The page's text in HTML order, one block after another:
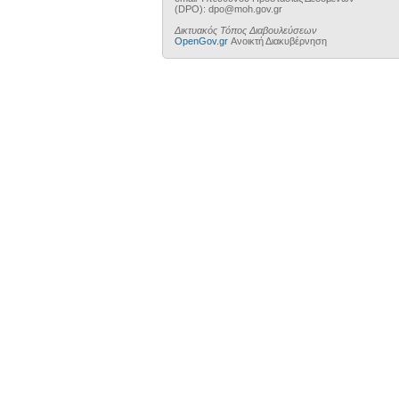
(DPO): dpo@moh.gov.gr
Δικτυακός Τόπος Διαβουλεύσεων
OpenGov.gr Ανοικτή Διακυβέρνηση